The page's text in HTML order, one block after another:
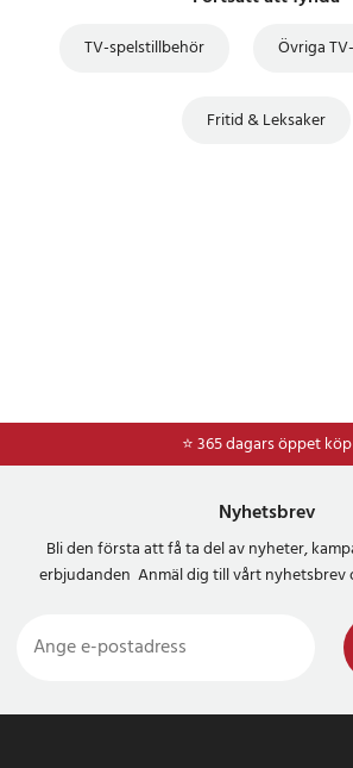
TV-spelstillbehör Övriga
Fritid & Leksaker
⭐ 365 dagars öppet köp
Nyhetsbrev
Bli den första att få ta del av nyheter,
erbjudanden Anmäl dig till vårt nyhetsbrev